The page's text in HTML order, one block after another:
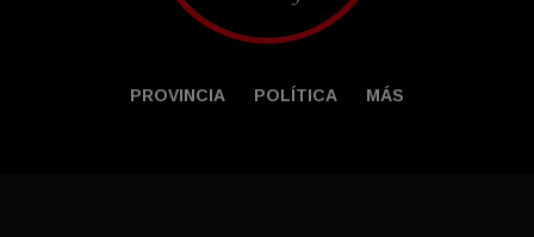
PROVINCIA POLÍTICA MÁS